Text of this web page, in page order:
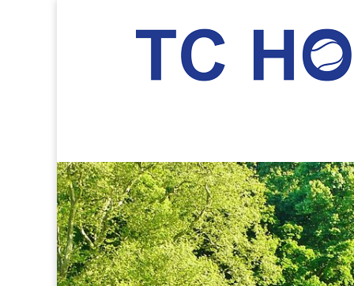
TC Hockenheim